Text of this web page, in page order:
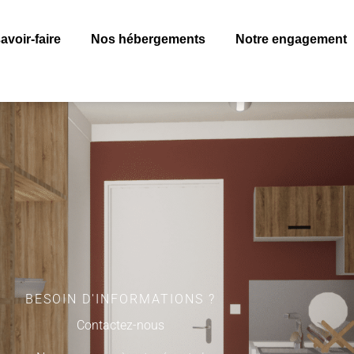
faire Nos hébergements Notre engagement
BESOIN D'INFORMATIONS ?
Contactez-nous